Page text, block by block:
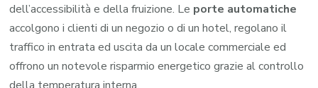
dell’accessibilità e della fruizione. Le porte automatiche
accolgono i clienti di un negozio o di un hotel, regolano il
traffico in entrata ed uscita da un locale commerciale ed
offrono un notevole risparmio energetico grazie al controllo